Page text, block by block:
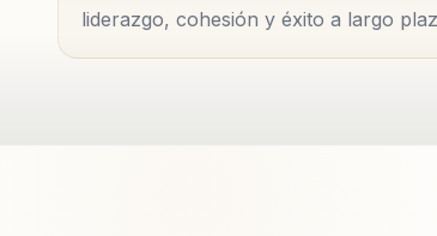
solo adaptarse a los cambios, sino
crecimiento y desarrollo....
liderazgo, cohesión y éxito a largo